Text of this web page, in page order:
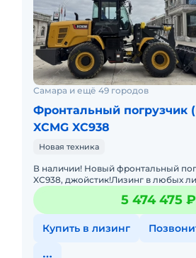
Самара и ещё 49 городов
Фронтальный погрузчик
XCMG XC938
Новая техника
В наличии! Новый фронтальный
XC938, джойстик!Лизинг в любых
компаниях. Гарантия.Доставка в
кгМодель двигателя:W5 474 475 ₽
Купить в лизинг